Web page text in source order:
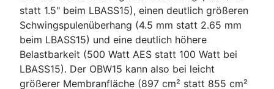
statt 1.5" beim LBASS15), einen deutlich größeren
Schwingspulenüberhang (4.5 mm statt 2.65 mm
beim LBASS15) und eine deutlich höhere
Belastbarkeit (500 Watt AES statt 100 Watt bei
LBASS15). Der OBW15 kann also bei leicht
größerer Membranfläche (897 cm² statt 855 cm²